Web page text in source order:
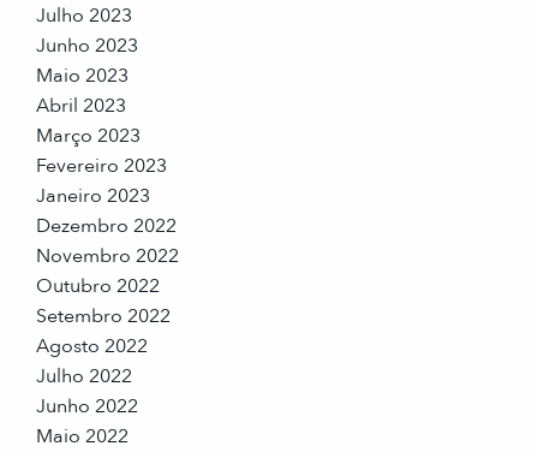
Julho 2023
Junho 2023
Maio 2023
Abril 2023
Março 2023
Fevereiro 2023
Janeiro 2023
Dezembro 2022
Novembro 2022
Outubro 2022
Setembro 2022
Agosto 2022
Julho 2022
Junho 2022
Maio 2022